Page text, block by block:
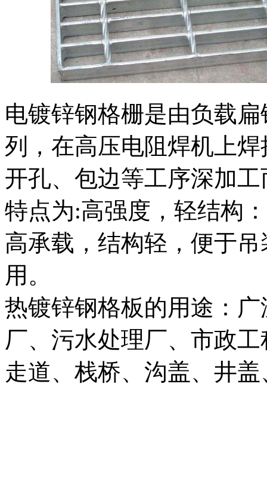
电镀锌钢格栅是由负载
列，在高压电阻焊机上
开孔、包边等工序深加
特点为:高强度，轻结构
高承载，结构轻，便于
用。
热镀锌钢格板的用途：
厂、污水处理厂、市政
走道、栈桥、沟盖、井